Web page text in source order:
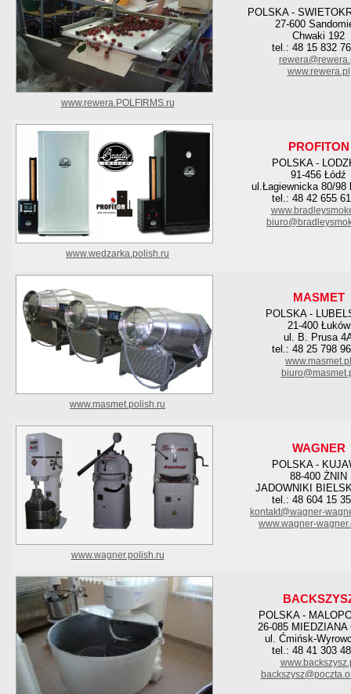
POLSKA -
27-600
Chwaki 192
tel.: 48 15 832
www.rewera.pl
www.rewera.POLFIRMS.ru
PROFITON
POLSKA -
91-456 Łódź
ul.Łagiewnicka 80/98
tel.: 48 42 655
www.wedzarka.polish.ru
MASMET
POLSKA -
21-400 Łuków
ul. B. Prusa
tel.: 48 25 798
www.masmet.pl
www.masmet.polish.ru
WAGNER
POLSKA -
88-400 ŻNIN
JADOWNIKI
tel.: 48 604 15
kontakt@wagner-
www.wagner-
www.wagner.polish.ru
POLSKA -
26-085 MIEDZIANA
ul. Ćmińsk-
tel.: 48 41 303